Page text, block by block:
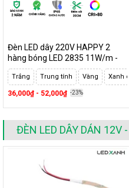
Đèn LED dây 220V HAPPY 2
hàng bóng LED 2835 11W/m -
Maxben
Trắng Trung tính Vàng Xanh
36,000₫ - 52,000₫ -23%
ĐÈN LED DÂY DÁN 12V